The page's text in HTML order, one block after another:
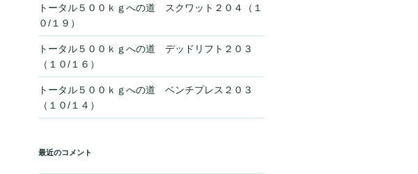
トータル５００ｋｇへの道 スクワット２０４（１
０/１９）
トータル５００ｋｇへの道 デッドリフト２０３
（１０/１６）
トータル５００ｋｇへの道 ベンチプレス２０３
（１０/１４）
最近のコメント